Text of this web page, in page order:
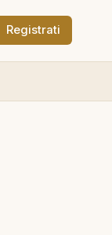
Registrati